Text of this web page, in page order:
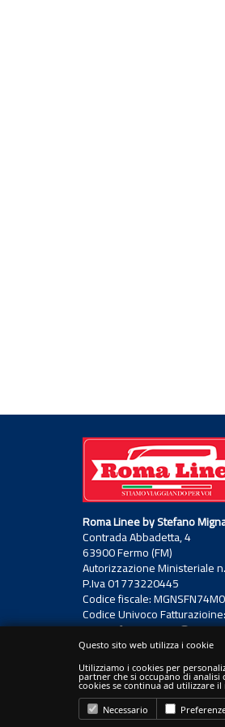
Roma Linee by Stefano
Contrada Abbadetta, 4
63900 Fermo (FM)
Autorizzazione Ministeriale
P.Iva 01773220445
Codice fiscale:
Codice Univoco
PEC stefanomignani@pec.it
Questo sito web utilizza i cookie
Utilizziamo i cookies per
partner che si occupano di
cookies se continua ad utilizzare
Necessario